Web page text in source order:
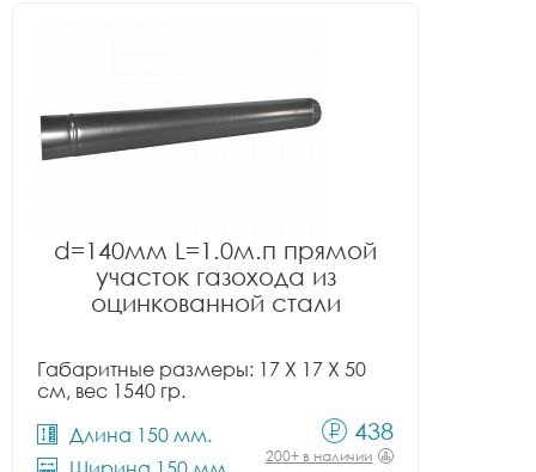
d=140мм L=1.0м.п прямой
участок газохода из
оцинкованной стали
Габаритные размеры: 17 X 17 X 50
см, вес 1540 гр.
Длина 150 мм.
438
200+ в наличии